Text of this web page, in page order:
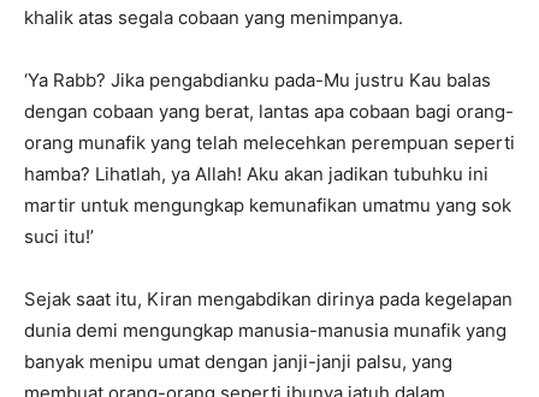
khalik atas segala cobaan yang menimpanya.
‘Ya Rabb? Jika pengabdianku pada-Mu justru Kau balas
dengan cobaan yang berat, lantas apa cobaan bagi orang-
orang munafik yang telah melecehkan perempuan seperti
hamba? Lihatlah, ya Allah! Aku akan jadikan tubuhku ini
martir untuk mengungkap kemunafikan umatmu yang sok
suci itu!’
Sejak saat itu, Kiran mengabdikan dirinya pada kegelapan
dunia demi mengungkap manusia-manusia munafik yang
banyak menipu umat dengan janji-janji palsu, yang